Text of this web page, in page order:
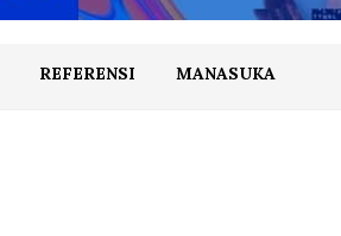
REFERENSI MANASUKA